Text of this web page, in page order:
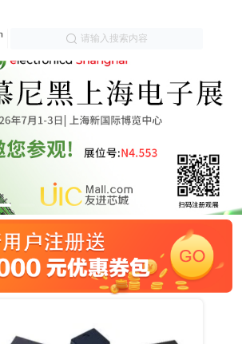
请输入搜索内容